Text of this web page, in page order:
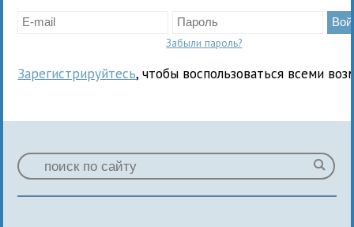
Забыли пароль?
Зарегистрируйтесь, чтобы воспользоваться всеми